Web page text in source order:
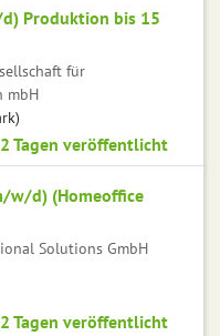
Produktion bis 15
für
mbH
Tagen veröffentlicht
w/d) (Homeoffice
Solutions GmbH
Tagen veröffentlicht